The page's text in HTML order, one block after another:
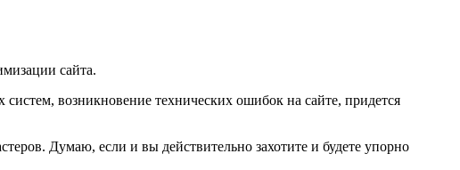
сайта.
возникновение технических ошибок на сайте, придется
Думаю, если и вы действительно захотите и будете упорно